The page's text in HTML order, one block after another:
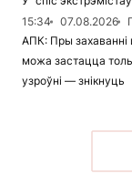
15:34
07.08.2026
АПК: Пры захаванні
можа застацца
узроўні — знікнуць